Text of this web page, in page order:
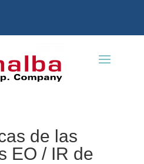
de las
EO / IR de